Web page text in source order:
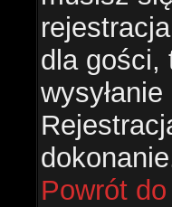
dla gości,
Powrót